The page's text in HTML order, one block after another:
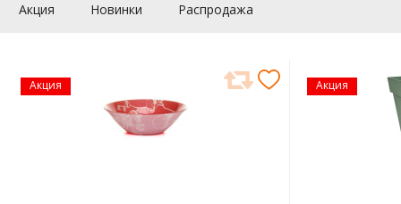
Акция Новинки Распродажа
Акция Акция